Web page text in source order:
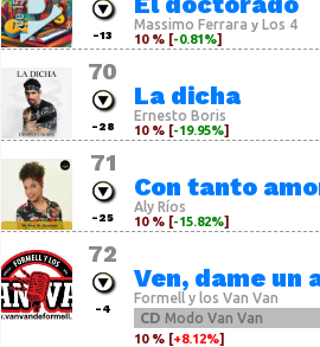
-13
Massimo Ferrara y Los 4
10 % [-0.81%]
70
-28
La dicha
Ernesto Boris
10 % [-19.95%]
71
-25
Con tanto
Aly Ríos
10 % [-15.82%]
72
-4
Ven, dame un
Formell y los Van Van
CD Modo Van Van
10 % [+8.12%]